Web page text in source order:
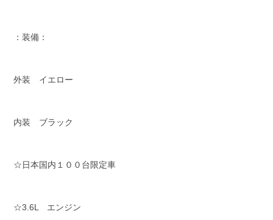
：装備：
外装 イエロー
内装 ブラック
☆日本国内１００台限定車
☆3.6L エンジン